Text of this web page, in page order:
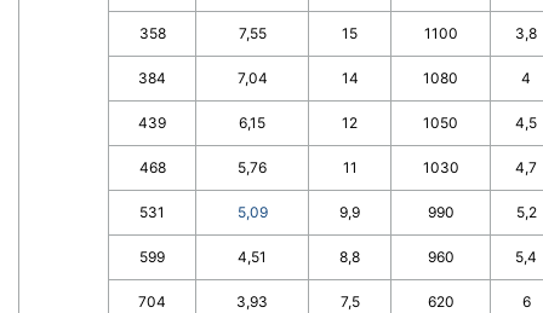
358 7,55 15 1100 3,8
384 7,04 14 1080 4
439 6,15 12 1050 4,5
468 5,76 11 1030 4,7
531 5,09 9,9 990 5,2
599 4,51 8,8 960 5,4
704 3,93 7,5 620 6